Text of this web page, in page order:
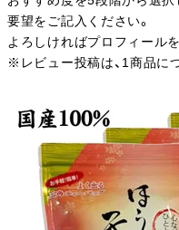
要望をご記入ください。
よろしければプロフィール
※レビュー投稿は、1商品に